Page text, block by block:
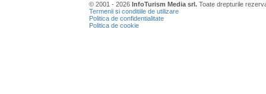
© 2001 - 2026 InfoTurism Media srl. Toate drepturile
Termenii si conditiile de utilizare
Politica de confidentialitate
Politica de cookie